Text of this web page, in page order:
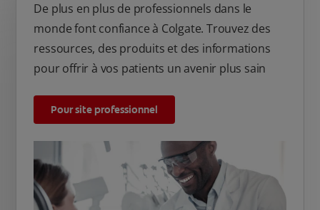
De plus en plus de professionnels dans le
monde font confiance à Colgate. Trouvez des
ressources, des produits et des informations
pour offrir à vos patients un avenir plus sain
Pour site professionnel